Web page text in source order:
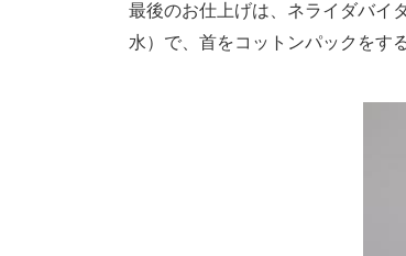
最後のお仕上げは、ネライダバイ
水）で、首をコットンパックをす